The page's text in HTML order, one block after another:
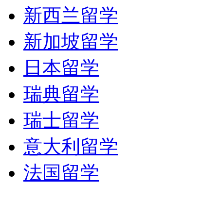
新西兰留学
新加坡留学
日本留学
瑞典留学
瑞士留学
意大利留学
法国留学